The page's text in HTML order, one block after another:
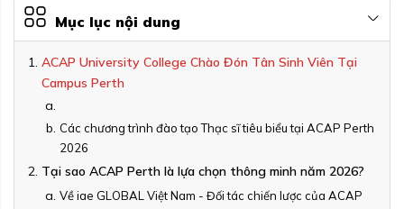
Mục lục nội dung
ACAP University College Chào Đón Tân Sinh Viên Tại
Campus Perth
Các chương trình đào tạo Thạc sĩ tiêu biểu tại ACAP Perth
2026
Tại sao ACAP Perth là lựa chọn thông minh năm 2026?
Về iae GLOBAL Việt Nam - Đối tác chiến lược của ACAP